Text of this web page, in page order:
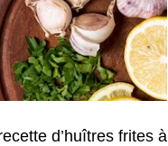
d’huîtres frites à